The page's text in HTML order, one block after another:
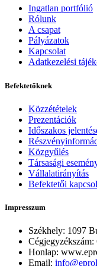
Ingatlan portfólió
Rólunk
A csapat
Pályázatok
Kapcsolat
Adatkezelési
Befektetőknek
Közzétételek
Prezentációk
Időszakos
Közgyűlés
Társasági
Vállalatirányítás
Befektetői
Impresszum
Székhely: 1097
Honlap:
Email: